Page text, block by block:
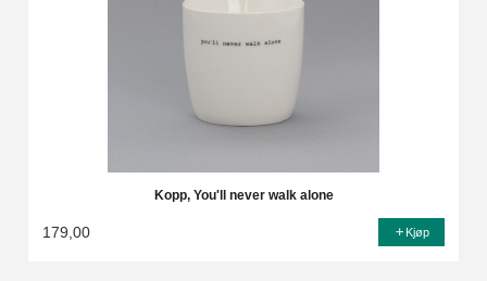
Kopp, You'll never walk alone
179,00 Kjøp